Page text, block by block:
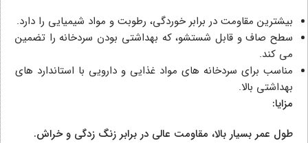
بیشترین مقاومت در برابر خوردگی، رطوبت و مواد شیمیایی را دارد.
سطح صاف و قابل شستشو، که بهداشتی بودن سردخانه را تضمین
می‌ کند.
مناسب برای سردخانه‌ های مواد غذایی و دارویی با استاندارد های
بهداشتی بالا.
مزایا:
طول عمر بسیار بالا، مقاومت عالی در برابر زنگ زدگی و خراش.